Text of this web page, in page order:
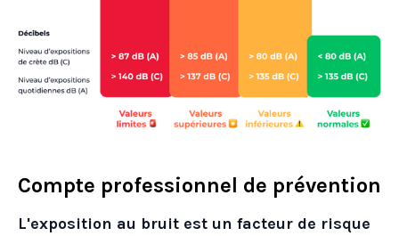
Compte professionnel de prévention
L'exposition au bruit est un facteur de risque